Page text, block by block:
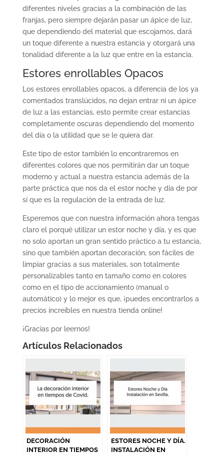
diferentes niveles gracias a la combinación de las
franjas, pero siempre dejarán pasar un ápice de luz,
que dependiendo del material que escojamos, dará
un toque diferente a nuestra estancia y otorgará una
tonalidad diferente a la luz que entre en la estancia.
Estores enrollables Opacos
Los estores enrollables opacos, a diferencia de los ya
comentados translúcidos, no dejan entrar ni un ápice
de luz a las estancias, esto permite crear estancias
completamente oscuras dependiendo del momento
del día o la utilidad que se le quiera dar.
Este tipo de estor también lo encontraremos en
diferentes colores que nos permitirán dar un toque
moderno y actual a nuestra estancia además de la
parte práctica que nos da el estor noche y día de por
sí que es la regulación de la entrada de luz.
Esperemos que con nuestra información ahora tengas
claro el porqué utilizar un estor noche y día, y es que
no solo aportan un gran sentido práctico a tu estancia,
sino que también aportan decoración, son fáciles de
limpiar gracias a sus materiales, son totalmente
personalizables tanto en tamaño como en colores
como en el tipo de accionamiento (manual o
automático) y lo mejor es que, ¡puedes encontrarlos a
precios increíbles en nuestra tienda online!
¡Gracias por leernos!
Artículos Relacionados
DECORACIÓN
INTERIOR EN TIEMPOS
ESTORES NOCHE Y DÍA.
INSTALACIÓN EN